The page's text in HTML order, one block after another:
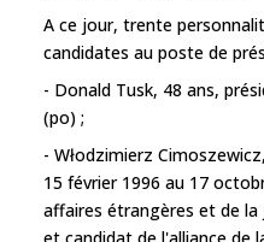
A ce jour, trente
candidates au poste de
- Donald Tusk, 48 ans,
(po) ;
- Włodzimierz
15 février 1996 au 17
affaires étrangères et de
et candidat de l'alliance de